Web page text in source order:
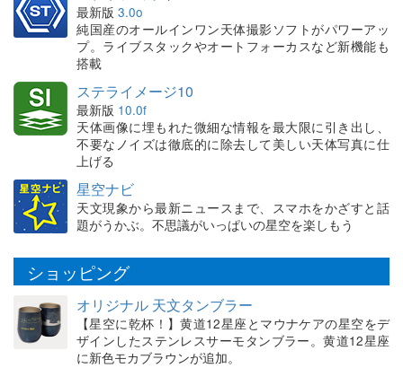
最新版 3.0o
純国産のオールインワン天体撮影ソフトがパワーアッ
プ。ライブスタックやオートフォーカスなど新機能も
搭載
ステライメージ10
最新版 10.0f
天体画像に埋もれた微細な情報を最大限に引き出し、
不要なノイズは徹底的に除去して美しい天体写真に仕
上げる
星空ナビ
天文現象から最新ニュースまで、スマホをかざすと話
題がうかぶ。不思議がいっぱいの星空を楽しもう
ショッピング
オリジナル 天文タンブラー
【星空に乾杯！】黄道12星座とマウナケアの星空をデ
ザインしたステンレスサーモタンブラー。黄道12星座
に新色モカブラウンが追加。